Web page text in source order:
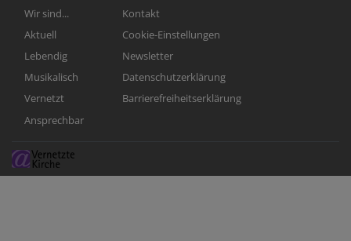
Wir sind...
Aktuell
Lebendig
Musikalisch
Vernetzt
Ansprechbar
Kontakt
Cookie-Einstellungen
Newsletter
Datenschutzerklärung
Barrierefreiheitserklärung